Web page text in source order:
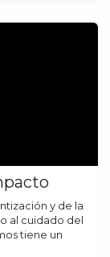
y de la
al cuidado del
tiene un